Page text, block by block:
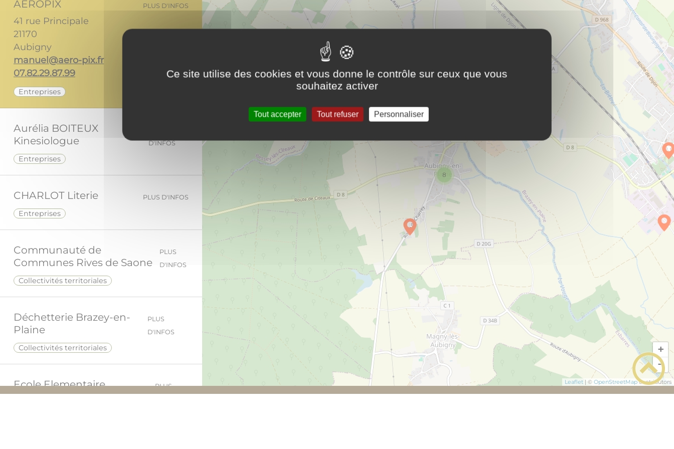
AEROPIX PLUS D'INFOS
41 rue Principale
21170
Aubigny
rf.xip-orea@leunam
99.78.92.28.70
Entreprises
Aurélia BOITEUX
Kinesiologue
D'INFOS
Entreprises
CHARLOT Literie PLUS D'INFOS
Entreprises
Communauté de
Communes Rives de Saone
PLUS
D'INFOS
Collectivités territoriales
Déchetterie Brazey-en-
Plaine
PLUS
D'INFOS
Collectivités territoriales
Ecole Elementaire
Aubigny-en-Plaine
PLUS
8
+
−
Leaflet | © OpenStreetMapcontributors
Ce site utilise des cookies et vous donne le contrôle sur ceux que vous
souhaitez activer
Tout accepter Tout refuser Personnaliser